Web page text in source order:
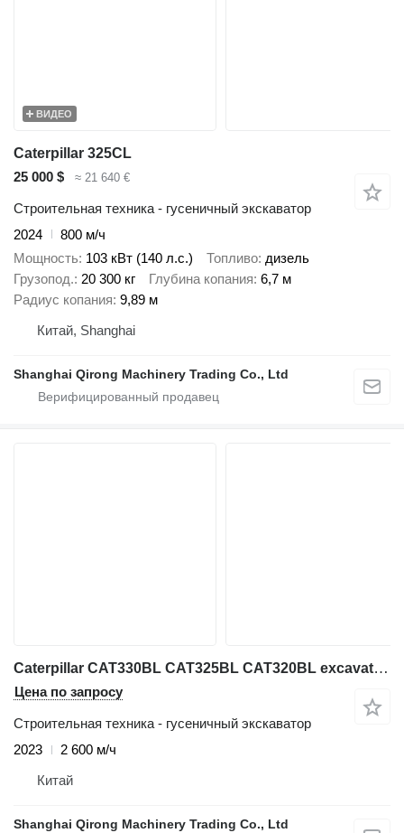
ВИДЕО
Caterpillar 325CL
25 000 $
≈ 21 640 €
Строительная техника - гусеничный экскаватор
2024
800 м/ч
Мощность 103 кВт (140 л.с.) Топливо дизель
Грузопод. 20 300 кг Глубина копания 6,7 м
Радиус копания 9,89 м
Китай, Shanghai
Shanghai Qirong Machinery Trading Co., Ltd
Caterpillar CAT330BL CAT325BL CAT320BL excavator on sale
Цена по запросу
Строительная техника - гусеничный экскаватор
2023
2 600 м/ч
Китай
Shanghai Qirong Machinery Trading Co., Ltd